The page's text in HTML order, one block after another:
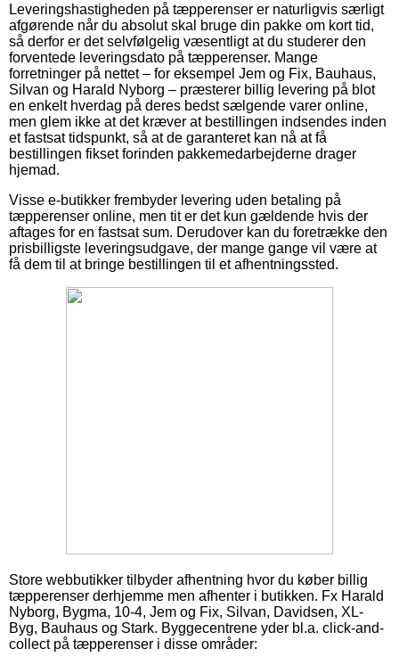
Leveringshastigheden på tæpperenser er naturligvis særligt
afgørende når du absolut skal bruge din pakke om kort tid,
så derfor er det selvfølgelig væsentligt at du studerer den
forventede leveringsdato på tæpperenser. Mange
forretninger på nettet – for eksempel Jem og Fix, Bauhaus,
Silvan og Harald Nyborg – præsterer billig levering på blot
en enkelt hverdag på deres bedst sælgende varer online,
men glem ikke at det kræver at bestillingen indsendes inden
et fastsat tidspunkt, så at de garanteret kan nå at få
bestillingen fikset forinden pakkemedarbejderne drager
hjemad.
Visse e-butikker frembyder levering uden betaling på
tæpperenser online, men tit er det kun gældende hvis der
aftages for en fastsat sum. Derudover kan du foretrække den
prisbilligste leveringsudgave, der mange gange vil være at
få dem til at bringe bestillingen til et afhentningssted.
Store webbutikker tilbyder afhentning hvor du køber billig
tæpperenser derhjemme men afhenter i butikken. Fx Harald
Nyborg, Bygma, 10-4, Jem og Fix, Silvan, Davidsen, XL-
Byg, Bauhaus og Stark. Byggecentrene yder bl.a. click-and-
collect på tæpperenser i disse områder: